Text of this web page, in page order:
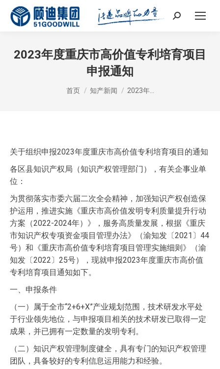
Search:
2023年度重庆市高价值专利培育项目
申报通知
您在这里：
首页 知产新闻 2023年…
关于组织申报2023年度重庆市高价值专利培育项目的通知
各区县知识产权局（知识产权管理部门），有关企事业单
位：
为贯彻落实市委六届二次全会精神，加强知识产权创造保
护运用，推进实施《重庆市高价值发明专利质量提升行动
方案（2022-2024年）》，服务高质量发展，根据《重庆
市知识产权专项资金项目管理办法》（渝知发〔2021〕44
号）和《重庆市高价值专利培育项目管理实施细则》（渝
知发〔2022〕25号），现就申报2023年度重庆市高价值
专利培育项目通知如下。
一、申报条件
（一）属于全市“2+6+X”产业规划范围，技术研发水平处
于行业领先地位，与申报项目相关的技术研发已取得一定
成果，并已拥有一定数量的发明专利。
（二）知识产权管理制度健全，具有专门的知识产权管理
团队，具备较好的专利信息运用能力和经验。